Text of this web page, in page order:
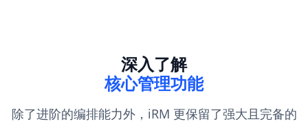
深入了解
核心管理功能
除了进阶的编排能力外，iRM 更保留了强大且完备的